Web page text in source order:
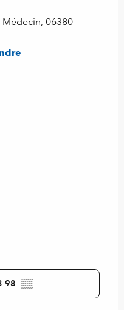
06380
98 ▒▒